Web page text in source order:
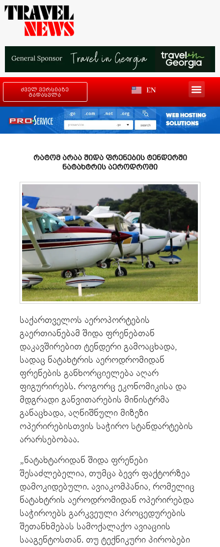
ძველ ვერსიაზე
გადასვლა
EN
რატომ არაა შიდა ფრენების ტენდერში
ნატახტრის აეროდრომი
საქართველოს აეროპორტების
გაერთიანებამ შიდა ფრენებთან
დაკავშირებით ტენდერი გამოაცხადა,
სადაც ნატახტრის აეროდრომიდან
ფრენების განხორციელება აღარ
ფიგურირებს. როგორც ეკონომიკისა და
მდგრადი განვითარების მინისტრმა
განაცხადა, აღნიშნული მიზეზი
ოპერირებისთვის საჭირო სტანდარტების
არარსებობაა.
„ნატახტარიდან შიდა ფრენები
შესაძლებელია, თუმცა ბევრ ფაქტორზეა
დამოკიდებული. ავიაკომპანია, რომელიც
ნატახტრის აეროდრომიდან ოპერირებდა
საჭიროებს გარკვეული პროცედურების
შეთანხმებას სამოქალაქო ავიაციის
სააგენტოსთან. თუ ტექნიკური პირობები